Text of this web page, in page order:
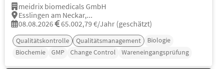
meidrix biomedicals GmbH
Esslingen am Neckar,...
08.08.2026
65.002,79 €/Jahr (geschätzt)
Qualitätskontrolle Qualitätsmanagement
Biologie
Biochemie
GMP Change Control Wareneingangsprüfung